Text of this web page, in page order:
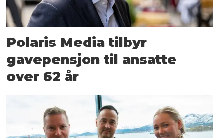
Polaris Media tilbyr
gavepensjon til ansatte
over 62 år